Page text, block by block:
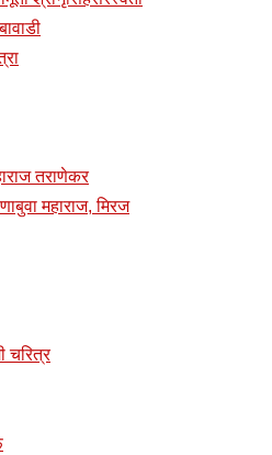
तराणेकर
महाराज, मिरज
चरित्र